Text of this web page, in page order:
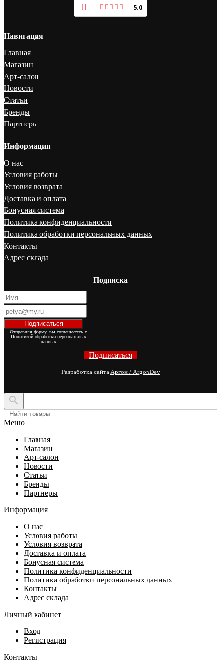
5.0
Навигация
Главная
Магазин
Арт-салон
Новости
Статьи
Бренды
Партнеры
Информация
О нас
Условия работы
Условия возврата
Доставка и оплата
Бонусная система
Политика конфиденциальности
Политика обработки персональных данных
Контакты
Адрес склада
Подписка
Отправляя форму, вы соглашаетесь с
Политикой обработки персональных
данных
Подписаться
Разработка сайта Аргон / ArgonDev

Меню
Главная
Магазин
Арт-салон
Новости
Статьи
Бренды
Партнеры
Информация
О нас
Условия работы
Условия возврата
Доставка и оплата
Бонусная система
Политика конфиденциальности
Политика обработки персональных данных
Контакты
Адрес склада
Личный кабинет
Вход
Регистрация
Контакты